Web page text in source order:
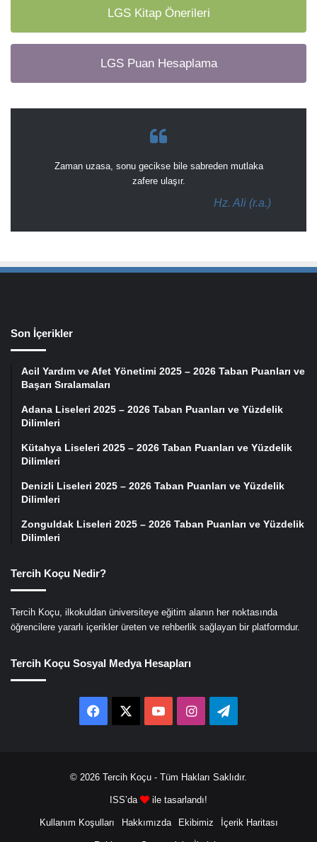
LGS Kitap Önerileri
LGS Puan Hesaplama
Zaman uzasa, sonu gecikse bile sabreden mutlaka
zafere ulaşır.
Hz. Ali (r.a.)
Son İçerikler
Acil Yardım ve Afet Yönetimi 2025 – 2026 Taban Puanları ve
Başarı Sıralamaları
Adana Liseleri 2025 – 2026 Taban Puanları ve Yüzdelik
Dilimleri
Kütahya Liseleri 2025 – 2026 Taban Puanları ve Yüzdelik
Dilimleri
Denizli Liseleri 2025 – 2026 Taban Puanları ve Yüzdelik
Dilimleri
Zonguldak Liseleri 2025 – 2026 Taban Puanları ve Yüzdelik
Dilimleri
Tercih Koçu Nedir?
Tercih Koçu, ilkokuldan üniversiteye eğitim alanın her noktasında
öğrencilere yararlı içerikler üreten ve rehberlik sağlayan bir platformdur.
Tercih Koçu Sosyal Medya Hesapları
Facebook YouTubeInstagramTelegram
© 2026 Tercih Koçu - Tüm Hakları Saklıdır.
ISS’da ile tasarlandı!
Kullanım Koşulları Hakkımızda Ekibimiz İçerik Haritası